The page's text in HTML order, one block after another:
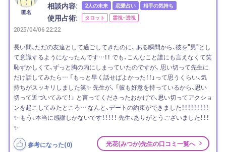
匿名
相談内容: 2人の未来 恋愛占い 相手の気持ち
使用占術: タロット 霊視・透視
2025/04/06 22:22
長い間、ただの友達として過ごしてきたのに、 ある瞬間から、彼を"男"とし
て意識するようになったんです…！！ でも、こんなこと誰にも言えなくて笑
恥ずかしくて、ずっと胸の内にしまっていたのですが、 思い切って先生に
だけ話してみたら… 「もっと早く話せばよかった！！」って思うくらい、気
持ちがスッキリしました笑✨ 先生が、 「彼も好意を持っているから、思い
切って近づいてみて！」 と言ってくださったおかげで、思い切ってアクショ
ンを起こしてみたところ… なんと、デートの約束ができました！！！！！！！！！
✨ もう、本当に感謝しかないです！！！！！ 先生、ありがとうございました！！！
✨
参考になった(0) 光花(みつか)先生の口コミ一覧へ